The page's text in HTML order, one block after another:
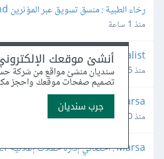
Production Coordinator
منذ 1 ساعة
: Finance Operations Specialist
منذ 5 ساعة
Support Lead
منذ 10 ساعة
Marsa : أخصائي إدارة حملات إعلانية Media Buyer